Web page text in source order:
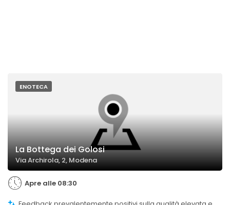
ENOTECA
La Bottega dei Golosi
Via Archirola, 2, Modena
Apre alle 08:30